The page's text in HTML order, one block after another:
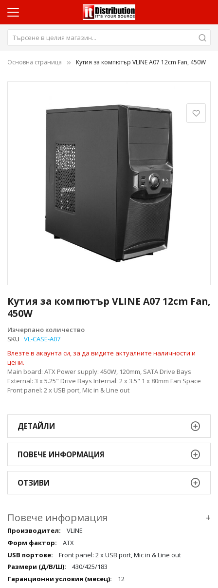
Основна страница Кутия за компютър VLINE A07 12cm Fan, 450W
Кутия за компютър VLINE A07 12cm Fan,
450W
Изчерпано количество
SKU VL-CASE-A07
Влезте в акаунта си, за да видите актуалните наличности и
цени.
Main board: ATX Power supply: 450W, 120mm, SATA Drive Bays
External: 3 x 5.25" Drive Bays Internal: 2 x 3.5" 1 x 80mm Fan Space
Front panel: 2 x USB port, Mic in & Line out
към
началото
на
галерия
със
ДЕТАЙЛИ
ПОВЕЧЕ ИНФОРМАЦИЯ
ОТЗИВИ
Повече информация +
Повече
информация
qqq
VLINE
ATX
Front panel: 2 x USB port, Mic in & Line out
430/425/183
12